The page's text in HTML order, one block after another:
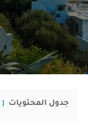
جدول المحتويات